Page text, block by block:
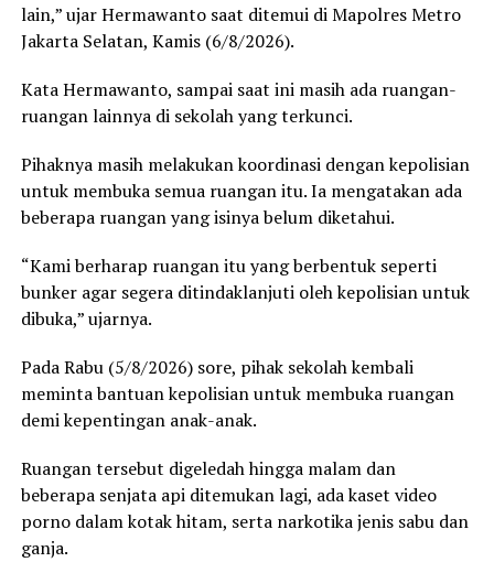
lain,” ujar Hermawanto saat ditemui di Mapolres Metro
Jakarta Selatan, Kamis (6/8/2026).
Kata Hermawanto, sampai saat ini masih ada ruangan-
ruangan lainnya di sekolah yang terkunci.
Pihaknya masih melakukan koordinasi dengan kepolisian
untuk membuka semua ruangan itu. Ia mengatakan ada
beberapa ruangan yang isinya belum diketahui.
“Kami berharap ruangan itu yang berbentuk seperti
bunker agar segera ditindaklanjuti oleh kepolisian untuk
dibuka,” ujarnya.
Pada Rabu (5/8/2026) sore, pihak sekolah kembali
meminta bantuan kepolisian untuk membuka ruangan
demi kepentingan anak-anak.
Ruangan tersebut digeledah hingga malam dan
beberapa senjata api ditemukan lagi, ada kaset video
porno dalam kotak hitam, serta narkotika jenis sabu dan
ganja.